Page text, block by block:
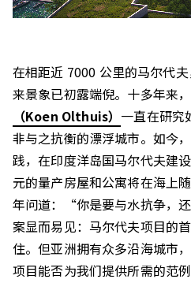
在相距近 7000 公里的马尔代
来景象已初露端倪。十多年来
（Koen Olthuis） 一直在研究
非与之抗衡的漂浮城市。如今
践，在印度洋岛国马尔代夫建
元的量产房屋和公寓将在海上
年问道：“你是要与水抗争，
案显而易见：马尔代夫项目的
住。但亚洲拥有众多沿海城市
项目能否为我们提供所需的范例